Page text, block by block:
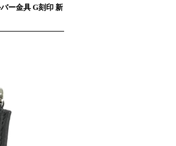
ー金具 G刻印 新